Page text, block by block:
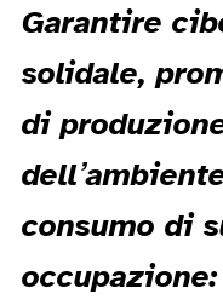
Garantire
solidale,
di
consumo di
occupazione: